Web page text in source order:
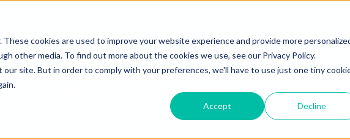
cookies are used to improve your website experience and provide more
other media. To find out more about the cookies we use, see our Privacy Policy.
site. But in order to comply with your preferences, we'll have to use just one tiny
Accept Decline